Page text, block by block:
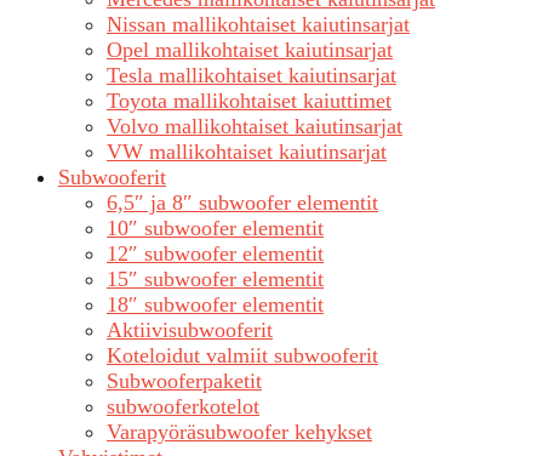
Nissan mallikohtaiset kaiutinsarjat
Opel mallikohtaiset kaiutinsarjat
Tesla mallikohtaiset kaiutinsarjat
Toyota mallikohtaiset kaiuttimet
Volvo mallikohtaiset kaiutinsarjat
VW mallikohtaiset kaiutinsarjat
Subwooferit
6,5″ ja 8″ subwoofer elementit
10″ subwoofer elementit
12″ subwoofer elementit
15″ subwoofer elementit
18″ subwoofer elementit
Aktiivisubwooferit
Koteloidut valmiit subwooferit
Subwooferpaketit
subwooferkotelot
Varapyöräsubwoofer kehykset